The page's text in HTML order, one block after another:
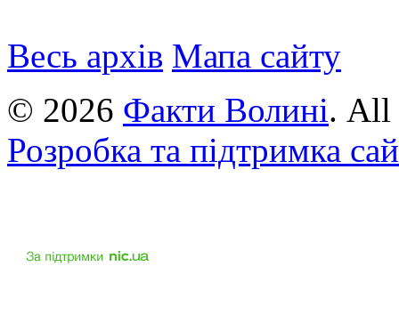
Весь архів Мапа сайту
© 2026 Факти Волині. All
Розробка та підтримка